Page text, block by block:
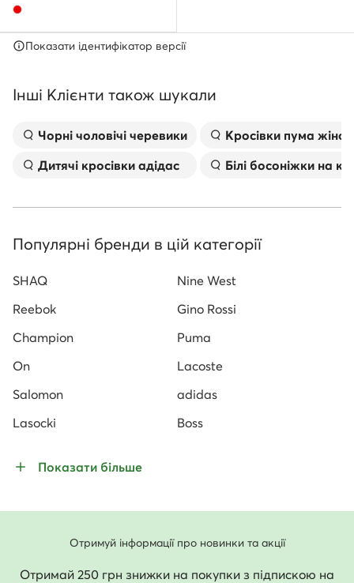
Показати ідентифікатор версії
Інші Клієнти також шукали
Чорні чоловічі черевики
Дитячі кросівки адідас
Kросівки пума
Білі босоніжки на
Популярні бренди в цій категорії
SHAQ
Nine West
Reebok
Gino Rossi
Champion
Puma
On
Lacoste
Salomon
adidas
Lasocki
Boss
Показати більше
Отримуй інформації про новинки та акції
Отримай 250 грн знижки на покупки з підпискою на